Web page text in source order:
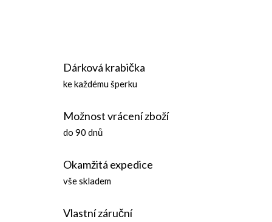
Dárková krabička
ke každému šperku
Možnost vrácení zboží
do 90 dnů
Okamžitá expedice
vše skladem
Vlastní záruční